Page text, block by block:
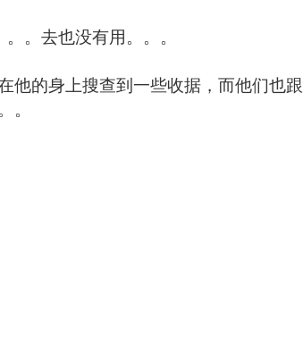
。去也没有用。。。
他的身上搜查到一些收据，而他们也跟
。